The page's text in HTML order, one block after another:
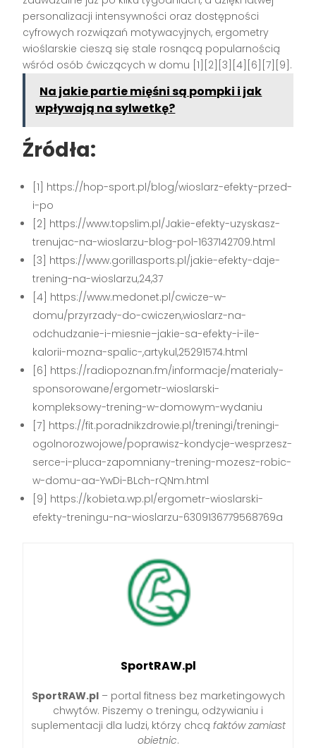
personalizacji intensywności oraz dostępności
cyfrowych rozwiązań motywacyjnych, ergometry
wioślarskie cieszą się stale rosnącą popularnością
wśród osób ćwiczących w domu [1][2][3][4][6][7][9] .
Na jakie partie mięśni są pompki i jak
wpływają na sylwetkę?
Źródła:
[1] https://hop-sport.pl/blog/wioslarz-efekty-przed-
i-po
[2] https://www.topslim.pl/Jakie-efekty-uzyskasz-
trenujac-na-wioslarzu-blog-pol-1637142709.html
[3] https://www.gorillasports.pl/jakie-efekty-daje-
trening-na-wioslarzu,24,37
[4] https://www.medonet.pl/cwicze-w-
domu/przyrzady-do-cwiczen,wioslarz-na-
odchudzanie-i-miesnie–jakie-sa-efekty-i-ile-
kalorii-mozna-spalic-,artykul,25291574.html
[6] https://radiopoznan.fm/informacje/materialy-
sponsorowane/ergometr-wioslarski-
kompleksowy-trening-w-domowym-wydaniu
[7] https://fit.poradnikzdrowie.pl/treningi/treningi-
ogolnorozwojowe/poprawisz-kondycje-wesprzesz-
serce-i-pluca-zapomniany-trening-mozesz-robic-
w-domu-aa-YwDi-BLch-rQNm.html
[9] https://kobieta.wp.pl/ergometr-wioslarski-
efekty-treningu-na-wioslarzu-6309136779568769a
SportRAW.pl
SportRAW.pl– portal fitness bez marketingowych
chwytów. Piszemy o treningu, odżywianiu i
suplementacji dla ludzi, którzy chcą faktów zamiast
obietnic.